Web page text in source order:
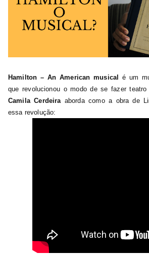
Hamilton – An American musicalé um
que revolucionou o modo de se fazer teatro
Camila Cerdeiraaborda como a obra de
essa revolução: